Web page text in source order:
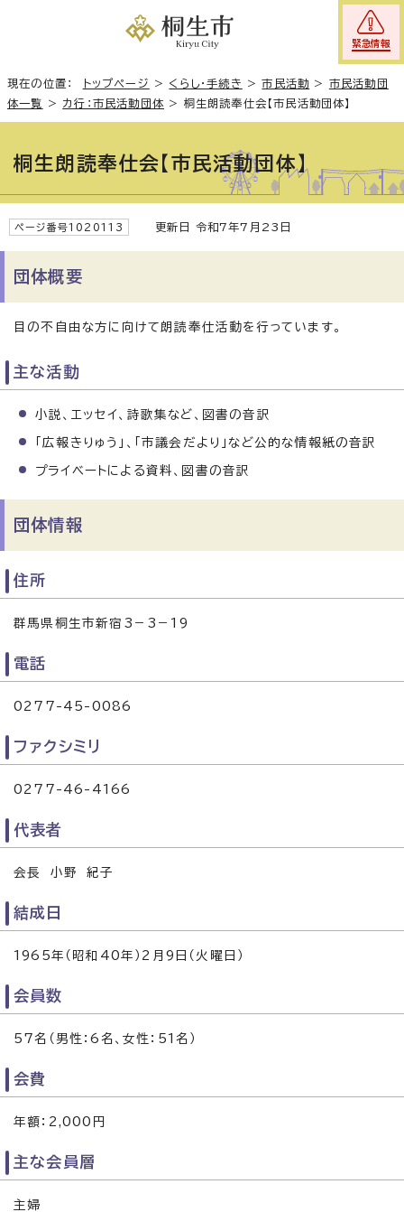
緊急情報
現在の位置： トップページ > くらし・手続き >市民活動 > 市民活動団
体一覧
> カ行：市民活動団体 > 桐生朗読奉仕会【市民活動団体】
桐生朗読奉仕会【市民活動団体】
ページ番号1020113 更新日 令和7年7月23日
団体概要
目の不自由な方に向けて朗読奉仕活動を行っています。
主な活動
小説、エッセイ、詩歌集など、図書の音訳
「広報きりゅう」、「市議会だより」など公的な情報紙の音訳
プライベートによる資料、図書の音訳
団体情報
住所
群馬県桐生市新宿3－3－19
電話
0277-45-0086
ファクシミリ
0277-46-4166
代表者
会長 小野 紀子
結成日
1965年（昭和40年）2月9日（火曜日）
会員数
57名（男性：6名、女性：51名）
会費
年額：2,000円
主な会員層
主婦